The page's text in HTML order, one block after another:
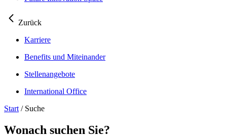
Zurück
Karriere
Benefits und Miteinander
Stellenangebote
International Office
Start / Suche
Wonach suchen Sie?